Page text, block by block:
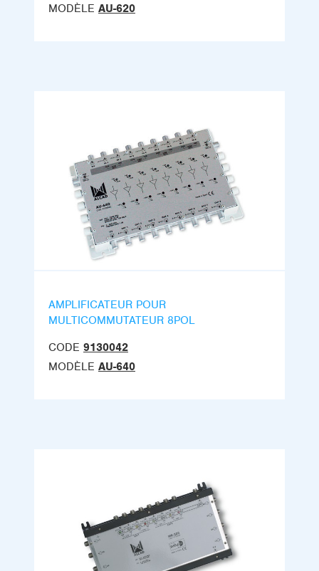
MODÈLE AU-620
AMPLIFICATEUR POUR
MULTICOMMUTATEUR 8POL
CODE 9130042
MODÈLE AU-640